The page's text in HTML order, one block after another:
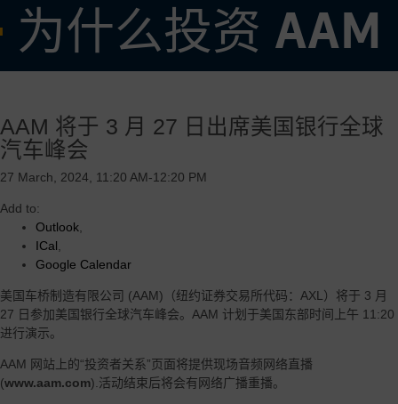
为什么投资 AAM
• 专注于高需求产品的强大核心业务，辅以全球盈利增长机会
• 灵活可变的成本结构，在有效调整我们的业务以适应当前市场需求方
面有着良好的记录
• 由 AAM 的操作系统和垂直整合的优势驱动的卓越的利润率和强劲的
自由现金流收益率
• 高度创新和可扩展的电气化推进技术，旨在加速增长并服务于多个地
区、客户和汽车细分市场
AAM 将于 3 月 27 日出席美国银行全球
汽车峰会
27 March, 2024, 11:20 AM-12:20 PM
Add to:
Outlook
ICal
Google Calendar
美国车桥制造有限公司 (AAM)（纽约证券交易所代码：AXL）将于 3 月
27 日参加美国银行全球汽车峰会。AAM 计划于美国东部时间上午 11:20
进行演示。
AAM 网站上的“投资者关系”页面将提供现场音频网络直播
(www.aam.com).活动结束后将会有网络广播重播。